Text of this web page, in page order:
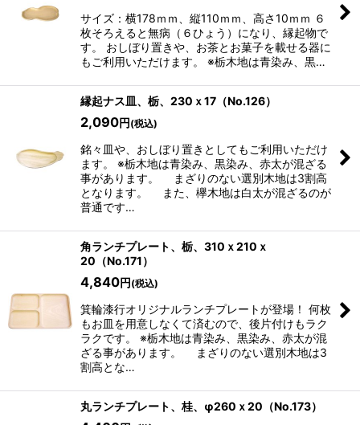
サイズ：横178ｍｍ、縦110ｍｍ、高さ10ｍｍ ６
枚そろえると無病（６ひょう）になり、縁起物で
す。 おしぼり置きや、お茶とお菓子を載せる器に
もご利用いただけます。 ※栃木地は青染み、黒…
縁起ナス皿、栃、230ｘ17（No.126）
2,090円 (税込)
銘々皿や、おしぼり置きとしてもご利用いただけ
ます。 ※栃木地は青染み、黒染み、赤太が混ざる
事があります。 まざりのない選別木地は3割高
となります。 また、欅木地は白太が混ざるのが
普通です…
角ランチプレート、栃、310ｘ210ｘ
20（No.171）
4,840円 (税込)
箕輪漆行オリジナルランチプレートが登場！ 何枚
もお皿を用意しなくて済むので、後片付けもラク
ラクです。 ※栃木地は青染み、黒染み、赤太が混
ざる事があります。 まざりのない選別木地は3
割高とな…
丸ランチプレート、桂、φ260ｘ20（No.173）